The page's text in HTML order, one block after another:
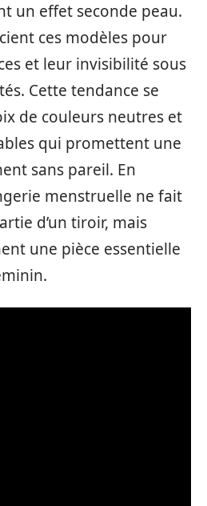
un effet seconde peau.
ces modèles pour
et leur invisibilité sous
Cette tendance se
de couleurs neutres et
qui promettent une
sans pareil. En
menstruelle ne fait
d’un tiroir, mais
une pièce essentielle